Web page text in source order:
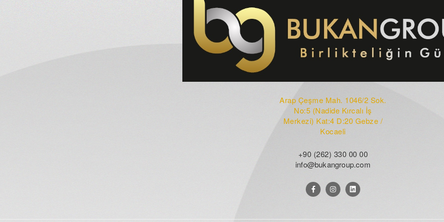
Arap Çeşme Mah. 1046/2 Sok.
No:5 (Nadide Kırcalı İş
Merkezi) Kat:4 D:20 Gebze /
Kocaeli
+90 (262) 330 00 00
info@bukangroup.com